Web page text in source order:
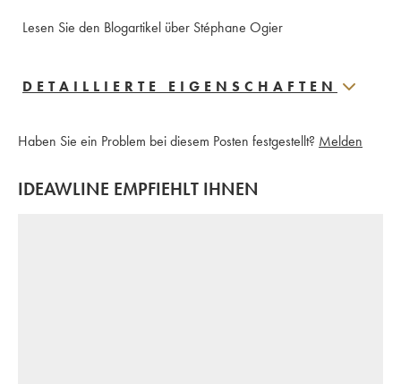
Lesen Sie den Blogartikel über Stéphane Ogier
DETAILLIERTE EIGENSCHAFTEN
Haben Sie ein Problem bei diesem Posten festgestellt? Melden
IDEAWLINE EMPFIEHLT IHNEN